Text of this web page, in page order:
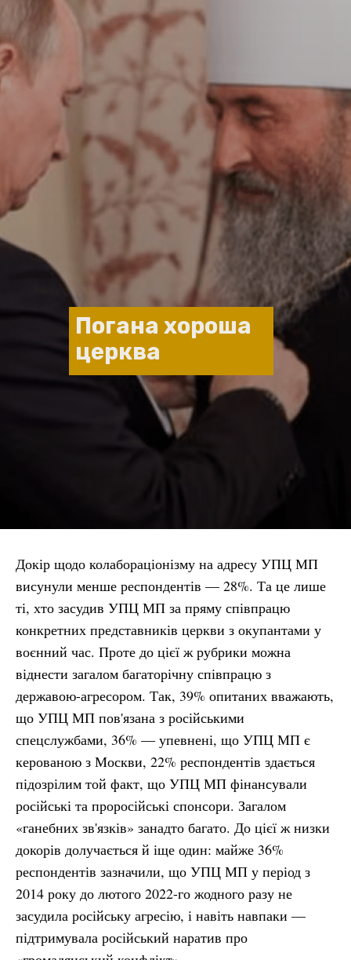
Погана хороша
церква
Докір щодо колабораціонізму на адресу УПЦ МП
висунули менше респондентів — 28%. Та це лише
ті, хто засудив УПЦ МП за пряму співпрацю
конкретних представників церкви з окупантами у
воєнний час. Проте до цієї ж рубрики можна
віднести загалом багаторічну співпрацю з
державою-агресором. Так, 39% опитаних вважають,
що УПЦ МП пов'язана з російськими
спецслужбами, 36% — упевнені, що УПЦ МП є
керованою з Москви, 22% респондентів здається
підозрілим той факт, що УПЦ МП фінансували
російські та проросійські спонсори. Загалом
«ганебних зв'язків» занадто багато. До цієї ж низки
докорів долучається й іще один: майже 36%
респондентів зазначили, що УПЦ МП у період з
2014 року до лютого 2022-го жодного разу не
засудила російську агресію, і навіть навпаки —
підтримувала російський наратив про